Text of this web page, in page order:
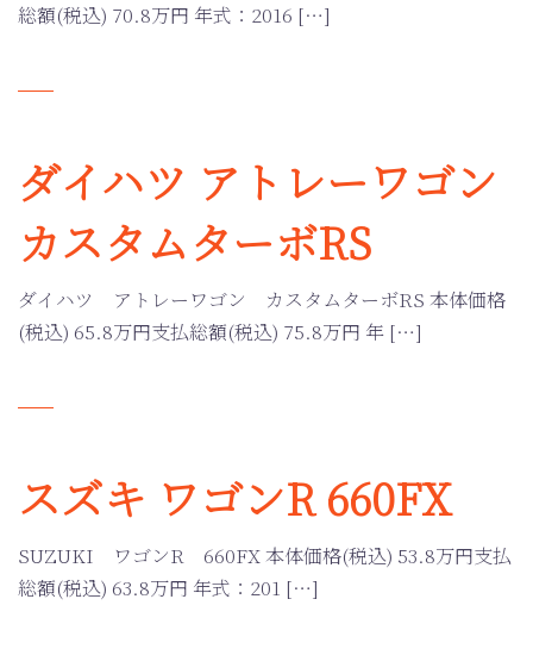
総額(税込) 70.8万円 年式：2016 […]
ダイハツ アトレーワゴン
カスタムターボRS
ダイハツ アトレーワゴン カスタムターボRS 本体価格
(税込) 65.8万円支払総額(税込) 75.8万円 年 […]
スズキ ワゴンR 660FX
SUZUKI ワゴンR 660FX 本体価格(税込) 53.8万円支払
総額(税込) 63.8万円 年式：201 […]